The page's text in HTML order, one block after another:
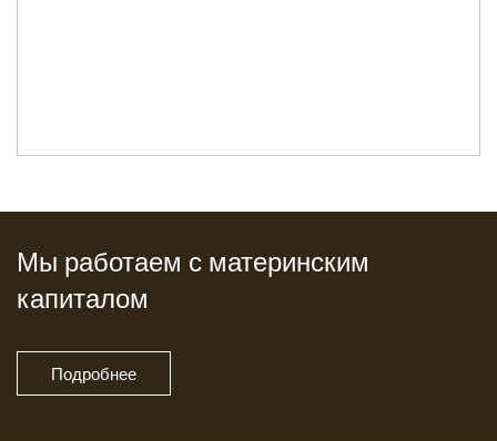
Мы работаем с материнским
капиталом
Подробнее